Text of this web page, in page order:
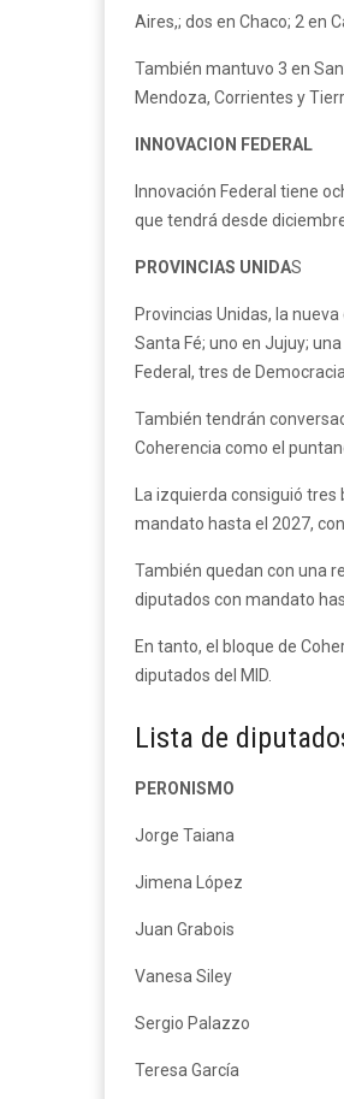
Aires,; dos en Chaco; 2 en
También mantuvo 3 en
Mendoza, Corrientes y
INNOVACION FEDERAL
Innovación Federal tiene
que tendrá desde
PROVINCIAS UNIDAS
Provincias Unidas, la
Santa Fé; uno en Jujuy;
Federal, tres de
También tendrán
Coherencia como el
La izquierda consiguió
mandato hasta el 2027,
También quedan con una
diputados con mandato
En tanto, el bloque de
diputados del MID.
Lista de
PERONISMO
Jorge Taiana
Jimena López
Juan Grabois
Vanesa Siley
Sergio Palazzo
Teresa García